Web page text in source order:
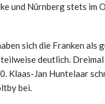
und Nürnberg stets im
sich die Franken
deutlich.
Klaas-Jan Huntelaar
bei.